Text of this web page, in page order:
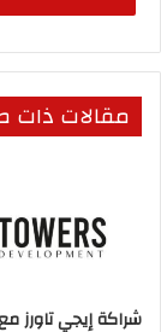
وأكد أحمد دياب،
بالمشروع تبدأ من
مقالات ذات